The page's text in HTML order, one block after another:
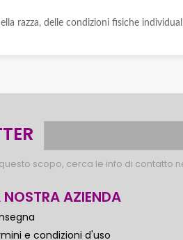
razza, delle condizioni fisiche
scopo, cerca le info di contatto
NOSTRA AZIENDA
e condizioni d'uso